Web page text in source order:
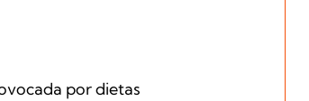
por dietas